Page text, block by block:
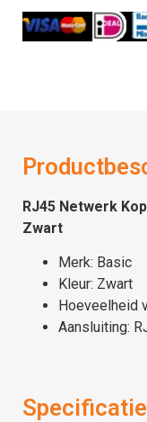
RJ45 Netwerk
Zwart
Merk: Basic
Kleur: Zwart
Hoeveelheid
Aansluiting: